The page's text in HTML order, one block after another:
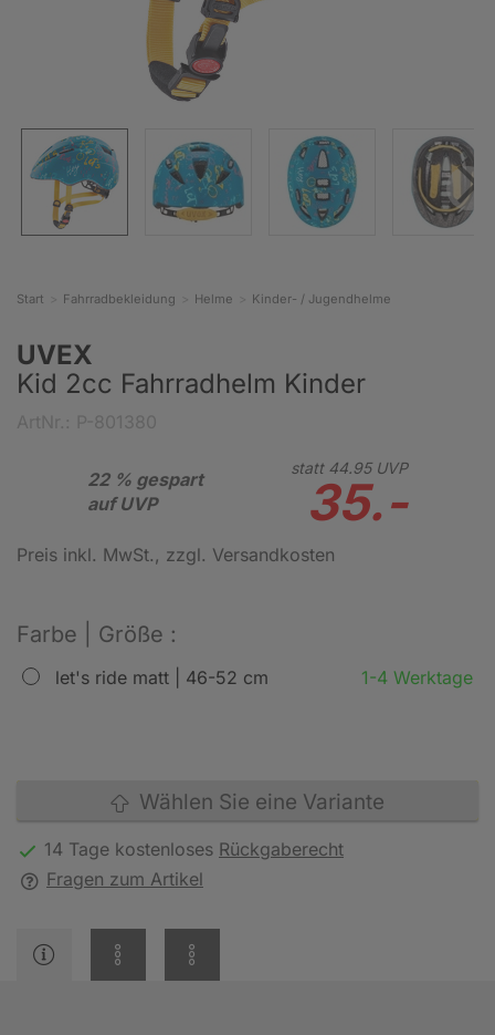
Start Fahrradbekleidung Helme Kinder- / Jugendhelme
UVEX
Kid 2cc Fahrradhelm Kinder
22 % gespart
auf UVP
statt 44.95UVP
35.-
Preis inkl. MwSt., zzgl. Versandkosten
Farbe | Größe :
let's ride matt | 46-52 cm 1-4 Werktage
Wählen Sie eine Variante
14 Tage kostenloses Rückgaberecht
Fragen zum Artikel